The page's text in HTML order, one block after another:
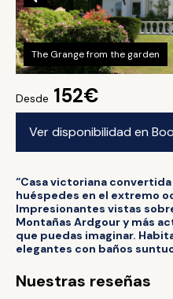
Desde 152€
Ver disponibilidad en
The Grange from the garden
“Casa victoriana convertida
huéspedes en el extremo
Impresionantes vistas
Montañas Ardgour y más
que puedas imaginar.
elegantes con baños
Nuestras reseñas